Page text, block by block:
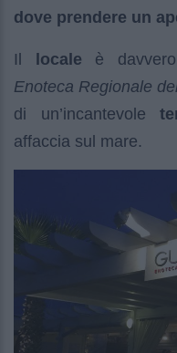
dove prendere un
Il locale è
Enoteca Regionale
di un’incantevole
affaccia sul mare.